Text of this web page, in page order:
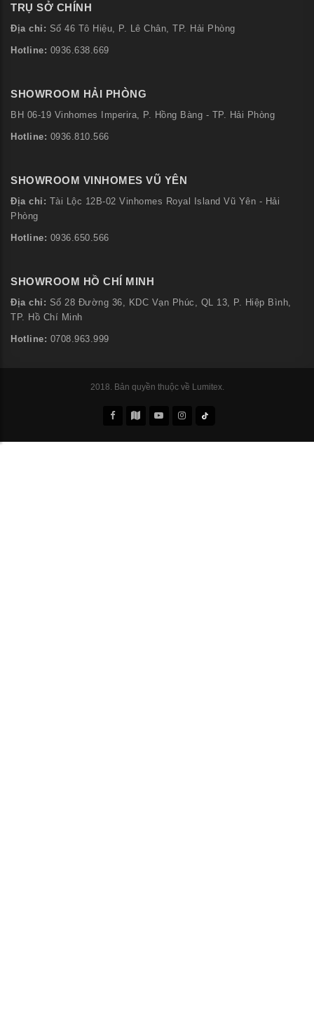
TRỤ SỞ CHÍNH
Địa chỉ: Số 46 Tô Hiệu, P. Lê Chân, TP. Hải Phòng
Hotline: 0936.638.669
SHOWROOM HẢI PHÒNG
BH 06-19 Vinhomes Imperira, P. Hồng Bàng - TP. Hải Phòng
Hotline: 0936.810.566
SHOWROOM VINHOMES VŨ YÊN
Địa chỉ: Tài Lộc 12B-02 Vinhomes Royal Island Vũ Yên - Hải
Phòng
Hotline: 0936.650.566
SHOWROOM HỒ CHÍ MINH
Địa chỉ: Số 28 Đường 36, KDC Vạn Phúc, QL 13, P. Hiệp Bình,
TP. Hồ Chí Minh
Hotline: 0708.963.999
2018. Bản quyền thuộc về Lumitex.